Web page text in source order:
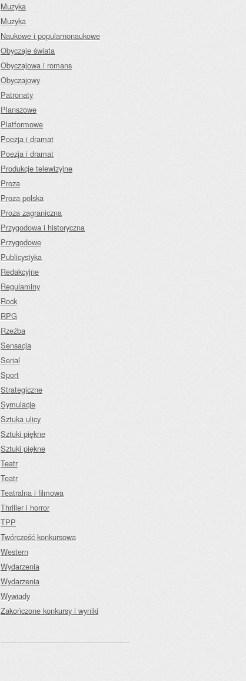
Muzyka
Muzyka
Naukowe i popularnonaukowe
Obyczaje świata
Obyczajowa i romans
Obyczajowy
Patronaty
Planszowe
Platformowe
Poezja i dramat
Poezja i dramat
Produkcje telewizyjne
Proza
Proza polska
Proza zagraniczna
Przygodowa i historyczna
Przygodowe
Publicystyka
Redakcyjne
Regulaminy
Rock
RPG
Rzeźba
Sensacja
Serial
Sport
Strategiczne
Symulacje
Sztuka ulicy
Sztuki piękne
Sztuki piękne
Teatr
Teatr
Teatralna i filmowa
Thriller i horror
TPP
Twórczość konkursowa
Western
Wydarzenia
Wydarzenia
Wywiady
Zakończone konkursy i wyniki